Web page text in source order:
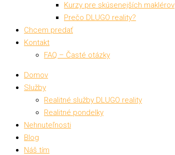
Kurzy pre skúsenejších maklérov
Prečo DLUGO reality?
Chcem predať
Kontakt
FAQ – Časté otázky
Domov
Služby
Realitné služby DLUGO reality
Realitné pondelky
Nehnuteľnosti
Blog
Náš tím